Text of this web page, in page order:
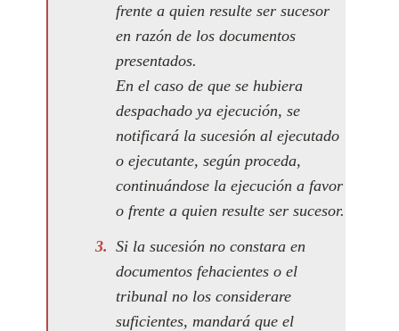
frente a quien resulte ser sucesor
en razón de los documentos
presentados.
En el caso de que se hubiera
despachado ya ejecución, se
notificará la sucesión al ejecutado
o ejecutante, según proceda,
continuándose la ejecución a favor
o frente a quien resulte ser sucesor.
Si la sucesión no constara en
documentos fehacientes o el
tribunal no los considerare
suficientes, mandará que el